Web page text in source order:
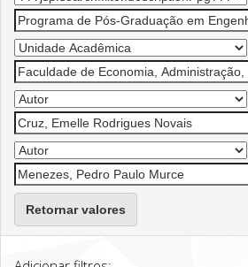
Retornar valores